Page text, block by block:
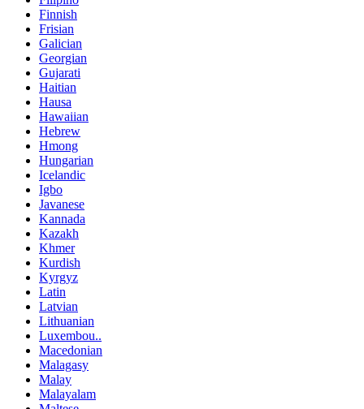
Finnish
Frisian
Galician
Georgian
Gujarati
Haitian
Hausa
Hawaiian
Hebrew
Hmong
Hungarian
Icelandic
Igbo
Javanese
Kannada
Kazakh
Khmer
Kurdish
Kyrgyz
Latin
Latvian
Lithuanian
Luxembou..
Macedonian
Malagasy
Malay
Malayalam